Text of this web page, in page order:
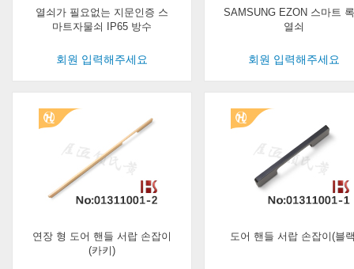
열쇠가 필요없는 지문인증 스
마트자물쇠 IP65 방수
회원 입력해주세요
SAMSUNG EZON 스마트
열쇠
회원 입력해주세요
연장 형 도어 핸들 서랍 손잡이
(카키)
도어 핸들 서랍 손잡이(블